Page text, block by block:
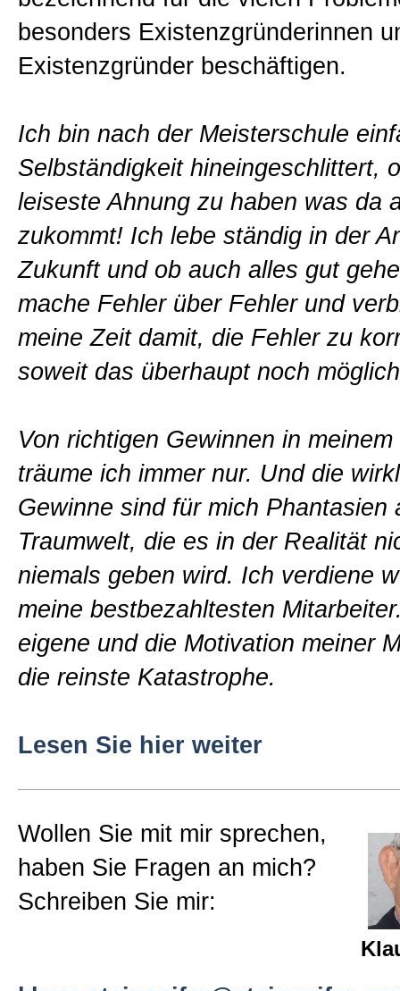
besonders Existenzgründerinnen
Existenzgründer beschäftigen.
Ich bin nach der Meisterschule
Selbständigkeit hineingeschlittert,
leiseste Ahnung zu haben was da
zukommt! Ich lebe ständig in der
Zukunft und ob auch alles gut
mache Fehler über Fehler und
meine Zeit damit, die Fehler zu
soweit das überhaupt noch
Von richtigen Gewinnen in
träume ich immer nur. Und die
Gewinne sind für mich Phantasien
Traumwelt, die es in der Realität
niemals geben wird. Ich verdiene
meine bestbezahltesten
eigene und die Motivation meiner
die reinste Katastrophe.
Lesen Sie hier weiter
Wollen Sie mit mir sprechen,
haben Sie Fragen an mich?
Schreiben Sie mir: